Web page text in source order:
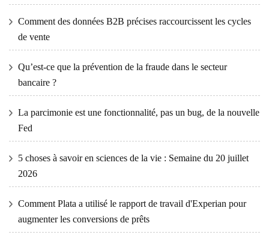
Comment des données B2B précises raccourcissent les cycles
de vente
Qu’est-ce que la prévention de la fraude dans le secteur
bancaire ?
La parcimonie est une fonctionnalité, pas un bug, de la nouvelle
Fed
5 choses à savoir en sciences de la vie : Semaine du 20 juillet
2026
Comment Plata a utilisé le rapport de travail d'Experian pour
augmenter les conversions de prêts